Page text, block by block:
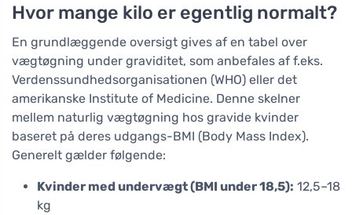
Hvor mange kilo er egentlig normalt?
En grundlæggende oversigt gives af en tabel over
vægtøgning under graviditet, som anbefales af f.eks.
Verdenssundhedsorganisationen (WHO) eller det
amerikanske Institute of Medicine. Denne skelner
mellem naturlig vægtøgning hos gravide kvinder
baseret på deres udgangs-BMI (Body Mass Index).
Generelt gælder følgende:
Kvinder med undervægt (BMI under 18,5): 12,5–18
kg